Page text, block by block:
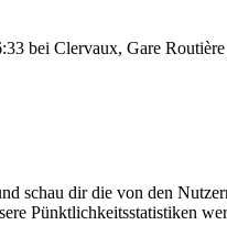
bei Clervaux, Gare
schau dir die von den
Pünktlichkeitsstatistiken